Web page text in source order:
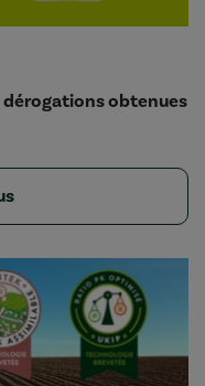
dérogations obtenues